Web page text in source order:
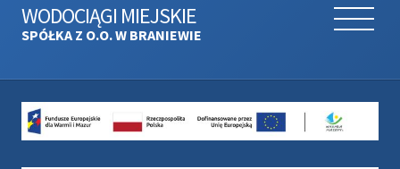
WODOCIĄGI MIEJSKIE
SPÓŁKA Z O.O. W BRANIEWIE